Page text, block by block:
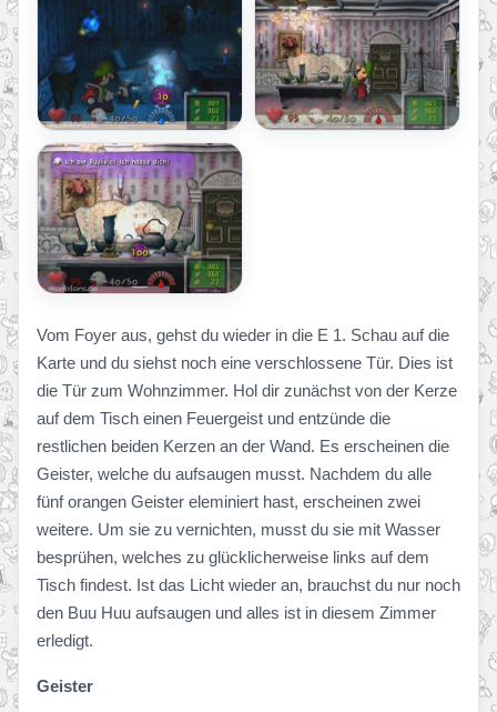
Vom Foyer aus, gehst du wieder in die E 1. Schau auf die
Karte und du siehst noch eine verschlossene Tür. Dies ist
die Tür zum Wohnzimmer. Hol dir zunächst von der Kerze
auf dem Tisch einen Feuergeist und entzünde die
restlichen beiden Kerzen an der Wand. Es erscheinen die
Geister, welche du aufsaugen musst. Nachdem du alle
fünf orangen Geister eleminiert hast, erscheinen zwei
weitere. Um sie zu vernichten, musst du sie mit Wasser
besprühen, welches zu glücklicherweise links auf dem
Tisch findest. Ist das Licht wieder an, brauchst du nur noch
den Buu Huu aufsaugen und alles ist in diesem Zimmer
erledigt.
Geister